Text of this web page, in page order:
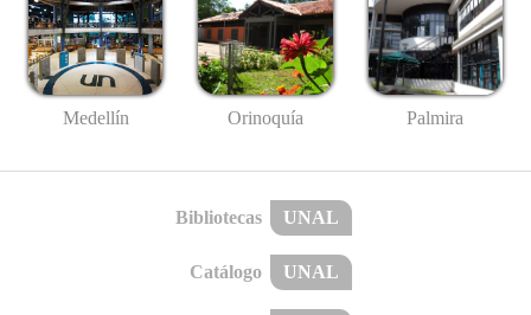
Medellín Orinoquía Palmira
Bibliotecas UNAL
Catálogo UNAL